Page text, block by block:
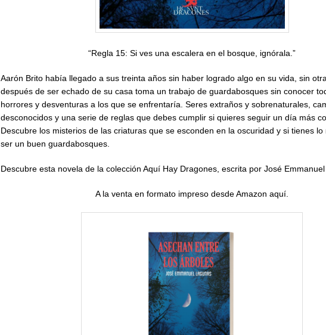
“Regla 15: Si ves una escalera en el bosque, ignórala.”
Aarón Brito había llegado a sus treinta años sin haber logrado algo en su vida, sin
después de ser echado de su casa toma un trabajo de guardabosques sin conocer
horrores y desventuras a los que se enfrentaría. Seres extraños y sobrenaturales,
desconocidos y una serie de reglas que debes cumplir si quieres seguir un día más
Descubre los misterios de las criaturas que se esconden en la oscuridad y si tienes lo
ser un buen guardabosques.
Descubre esta novela de la colección Aquí Hay Dragones, escrita por José Emmanuel
A la venta en formato impreso desde Amazon aquí